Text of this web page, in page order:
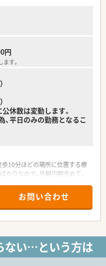
、様々な経営ノウハウを教えて
機に現在はグループ全体で約
す。
とした事業展開で収益面の安
経験を積んでこられており、
られています。
れており、全店で在宅業務を対
ども行っておられるため、しっ
です。
義照会も行いやすい環境です。
関係で、社員の人数も厚めに配
円
す。
休数は変動します。
平日のみの勤務となるこ
10分ほどの場所に位置する療
りなので、外観内観含めて、
垣根もなく、働きやすい環境で
トを重視したい方にはオススメ
期病院の在院日数も減ってきて
お問い合わせ
ない…という方は